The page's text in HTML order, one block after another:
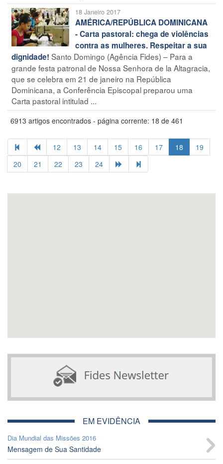
18 Janeiro 2017
AMÉRICA/REPÚBLICA DOMINICANA
- Carta pastoral: chega de violências
contra as mulheres. Respeitar a sua
dignidade! Santo Domingo (Agência Fides) – Para a
grande festa patronal de Nossa Senhora de la Altagracia,
que se celebra em 21 de janeiro na República
Dominicana, a Conferência Episcopal preparou uma
Carta pastoral intitulad ...
6913 artigos encontrados - página corrente: 18 de 461
12 13 14 15 16 17 18
19
20
21 22 23 24
EM EVIDÊNCIA
Dia Mundial das Missões 2016
Mensagem de Sua Santidade